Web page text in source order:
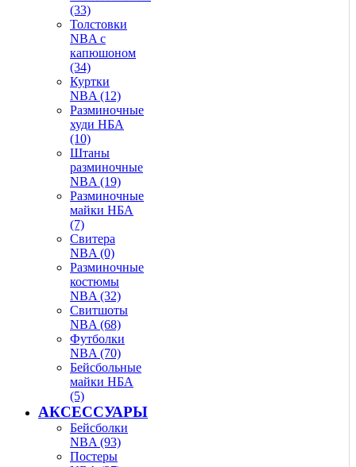
(33)
Толстовки
NBA с
капюшоном
(34)
Куртки
NBA (12)
Разминочные
худи НБА
(10)
Штаны
разминочные
NBA (19)
Разминочные
майки НБА
(7)
Свитера
NBA (0)
Разминочные
костюмы
NBA (32)
Свитшоты
NBA (68)
Футболки
NBA (70)
Бейсбольные
майки НБА
(5)
АКСЕССУАРЫ
Бейсболки
NBA (93)
Постеры